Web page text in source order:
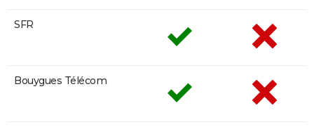
SFR
Bouygues Télécom